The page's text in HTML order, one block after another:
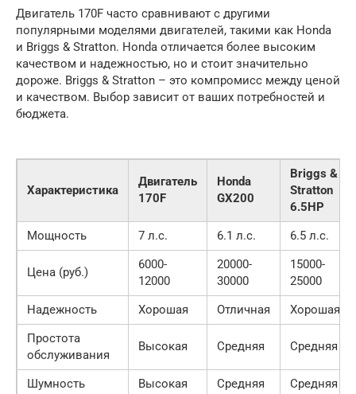
Двигатель 170F часто сравнивают с другими
популярными моделями двигателей, такими как Honda
и Briggs & Stratton. Honda отличается более высоким
качеством и надежностью, но и стоит значительно
дороже. Briggs & Stratton – это компромисс между ценой
и качеством. Выбор зависит от ваших потребностей и
бюджета.
Характеристика
Двигатель
170F
Honda
GX200
Briggs &
Stratton
6.5HP
Мощность
7 л.с. 6.1 л.с. 6.5 л.с.
Цена (руб.)
6000-
12000
20000-
30000
15000-
25000
Надежность
Хорошая Отличная
Хорошая
Простота
обслуживания
Высокая Средняя Средняя
Шумность Высокая Средняя Средняя